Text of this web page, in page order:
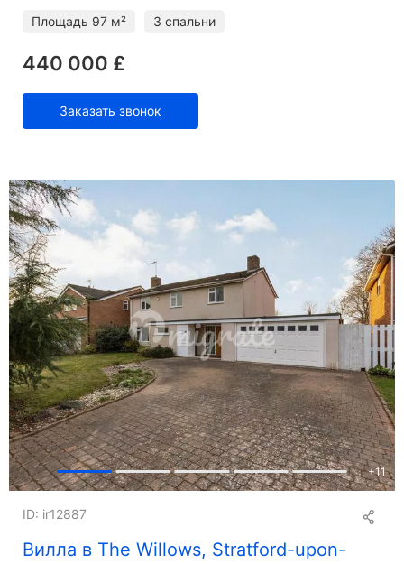
Площадь 97 м² 3 спальни
440 000 £
Заказать звонок
+11
Вилла в The Willows, Stratford-upon-
ID: ir12887